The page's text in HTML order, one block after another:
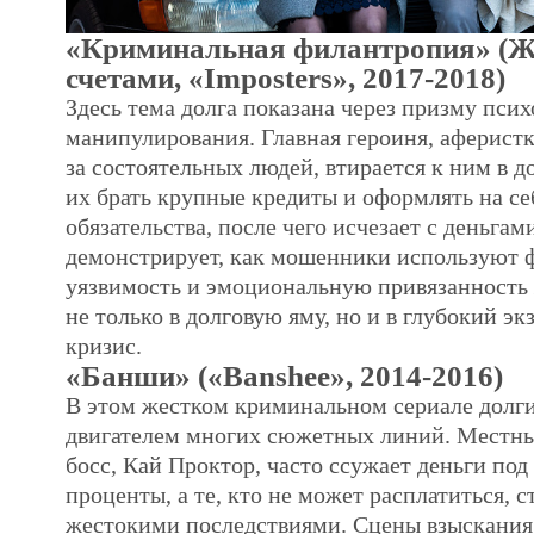
«Криминальная филантропия»
счетами, «Imposters», 2017-2018)
Здесь тема долга показана через призму
манипулирования. Главная героиня,
за состоятельных людей, втирается к ним в
их брать крупные кредиты и оформлять на
обязательства, после чего исчезает с
демонстрирует, как мошенники используют
уязвимость и эмоциональную привязанность
не только в долговую яму, но и в глубокий
кризис.
«Банши» («Banshee», 2014-2016)
В этом жестком криминальном сериале
двигателем многих сюжетных линий.
босс, Кай Проктор, часто ссужает деньги
проценты, а те, кто не может расплатиться,
жестокими последствиями. Сцены